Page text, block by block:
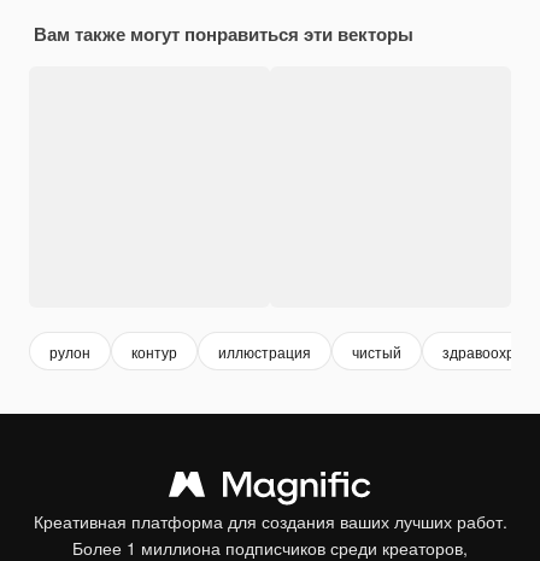
Вам также могут понравиться эти векторы
рулон контур иллюстрация чистый
Креативная платформа для создания ваших лучших работ.
Более 1 миллиона подписчиков среди креаторов,